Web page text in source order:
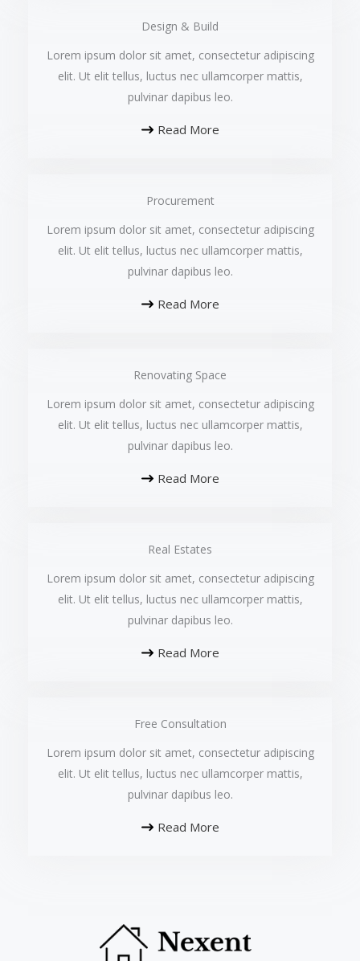
Design & Build​
Lorem ipsum dolor sit amet, consectetur adipiscing
elit. Ut elit tellus, luctus nec ullamcorper mattis,
pulvinar dapibus leo.​
Read More
Procurement​
Lorem ipsum dolor sit amet, consectetur adipiscing
elit. Ut elit tellus, luctus nec ullamcorper mattis,
pulvinar dapibus leo.​
Read More
Renovating Space​
Lorem ipsum dolor sit amet, consectetur adipiscing
elit. Ut elit tellus, luctus nec ullamcorper mattis,
pulvinar dapibus leo.​
Read More
Real Estates​
Lorem ipsum dolor sit amet, consectetur adipiscing
elit. Ut elit tellus, luctus nec ullamcorper mattis,
pulvinar dapibus leo.​
Read More
Free Consultation​
Lorem ipsum dolor sit amet, consectetur adipiscing
elit. Ut elit tellus, luctus nec ullamcorper mattis,
pulvinar dapibus leo.​
Read More